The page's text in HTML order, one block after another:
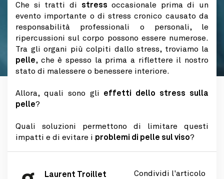
Che si tratti di stress occasionale prima di un
evento importante o di stress cronico causato da
responsabilità professionali o personali, le
ripercussioni sul corpo possono essere numerose.
Tra gli organi più colpiti dallo stress, troviamo la
pelle, che è spesso la prima a riflettere il nostro
stato di malessere o benessere interiore.
Allora, quali sono gli effetti dello stress sulla
pelle?
Quali soluzioni permettono di limitare questi
impatti e di evitare i problemi di pelle sul viso?
Laurent Troillet Condividi l'articolo